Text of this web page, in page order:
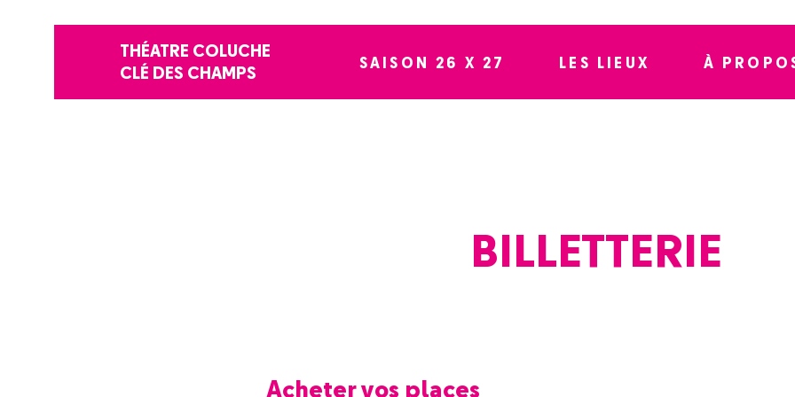
THÉATRE COLUCHE
CLÉ DES CHAMPS
SAISON 26 X 27 LES LIEUX À
BILLETTERIE
Acheter vos places